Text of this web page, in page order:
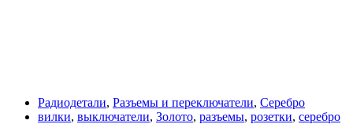
Радиодетали, Разъемы и переключатели, Серебро
вилки, выключатели, Золото, разъемы, розетки, серебро